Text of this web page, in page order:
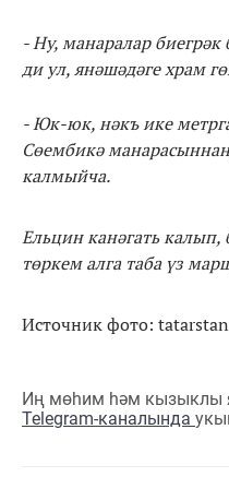
- Ну,манаралар
ди ул, янәшәдәге храм
- Юк-юк, нәкъ ике
Сөембикә
калмыйча.
Ельцин канәгать
төркем алга таба үз
Источник фото:
Иң мөһим һәм кызыклы
Telegram-каналында